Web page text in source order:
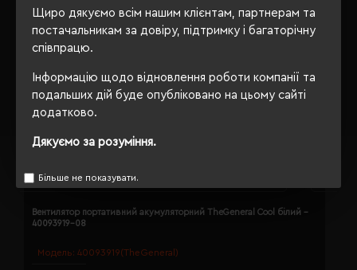
Щиро дякуємо всім нашим клієнтам, партнерам та
постачальникам за довіру, підтримку і багаторічну
співпрацю.
Інформацію щодо відновлення роботи компанії та
подальших дій буде опубліковано на цьому сайті
додатково.
Дякуємо за розуміння.
Більше не показувати.
Модель: 40093919(TheGeneral)
Вентилятор портативний акумуляторний TheGeneral Cool білий -
40093919-08